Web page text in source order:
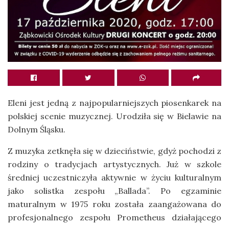
Eleni jest jedną z najpopularniejszych piosenkarek na
polskiej scenie muzycznej. Urodziła się w Bielawie na
Dolnym Śląsku.
Z muzyka zetknęła się w dzieciństwie, gdyż pochodzi z
rodziny o tradycjach artystycznych. Już w szkole
średniej uczestniczyła aktywnie w życiu kulturalnym
jako solistka zespołu „Ballada”. Po egzaminie
maturalnym w 1975 roku została zaangażowana do
profesjonalnego zespołu Prometheus działającego